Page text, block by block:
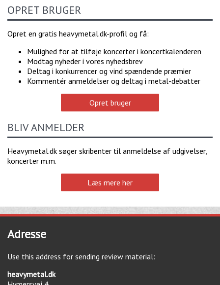
OPRET BRUGER
Opret en gratis heavymetal.dk-profil og få:
Mulighed for at tilføje koncerter i koncertkalenderen
Modtag nyheder i vores nyhedsbrev
Deltag i konkurrencer og vind spændende præmier
Kommentér anmeldelser og deltag i metal-debatter
Opret bruger
BLIV ANMELDER
Heavymetal.dk søger skribenter til anmeldelse af udgivelser,
koncerter m.m.
Læs mere her
Adresse
Use this address for sending review material:
heavymetal.dk